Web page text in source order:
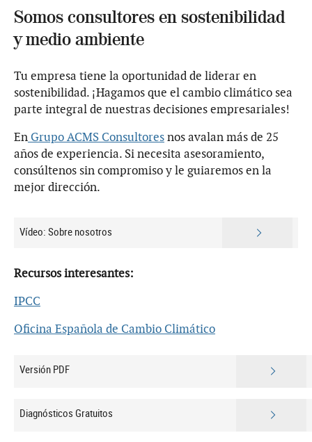
Somos consultores en sostenibilidad
y medio ambiente
Tu empresa tiene la oportunidad de liderar en
sostenibilidad. ¡Hagamos que el cambio climático sea
parte integral de nuestras decisiones empresariales!
En Grupo ACMS Consultoresnos avalan más de 25
años de experiencia. Si necesita asesoramiento,
consúltenos sin compromiso y le guiaremos en la
mejor dirección.
Vídeo: Sobre nosotros
Recursos interesantes:
IPCC
Oficina Española de Cambio Climático
Versión PDF
Diagnósticos Gratuitos